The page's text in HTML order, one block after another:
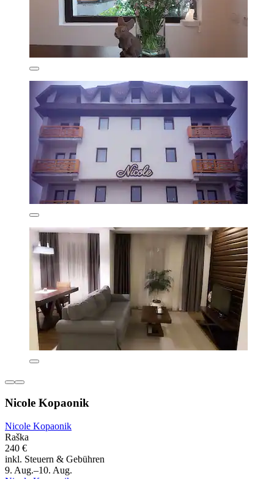
Nicole Kopaonik
Nicole Kopaonik
Raška
240 €
inkl. Steuern & Gebühren
9. Aug.–10. Aug.